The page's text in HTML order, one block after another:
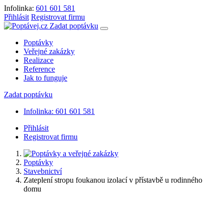
Infolinka: 601 601 581
Přihlásit Registrovat firmu
Zadat poptávku
Poptávky
Veřejné zakázky
Realizace
Reference
Jak to funguje
Zadat poptávku
Infolinka: 601 601 581
Přihlásit
Registrovat firmu
Poptávky
Stavebnictví
Zateplení stropu foukanou izolací v přístavbě u rodinného
domu